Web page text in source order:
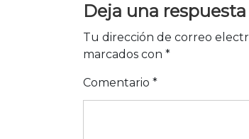
Deja una respuesta
Tu dirección de correo
marcados con *
Comentario *